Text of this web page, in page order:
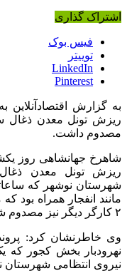
اشتراک گذاری
فیس بوک
توییتر
LinkedIn
Pinterest
به گزارش اقتصادآنلاین
مصدوم داشت.
شاهرخ جهانشاهی روز
ریزش تونل معدن
شهرستان نوشهر که
مانند انفجار همراه بود
۲ کارگر دیگر نیز مصدوم شدند.
وی خاطرنشان کرد:
نیروی انتظامی